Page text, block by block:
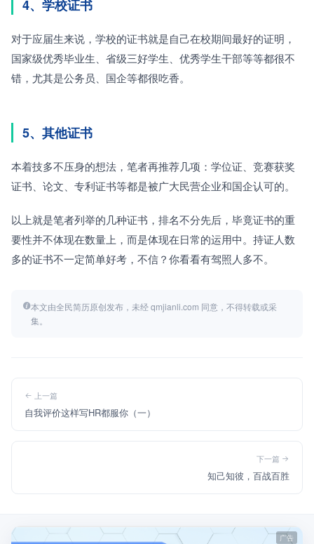
4、学校证书
对于应届生来说，学校的证书就是自己在校期间最好的证明，
国家级优秀毕业生、省级三好学生、优秀学生干部等等都很不
错，尤其是公务员、国企等都很吃香。
5、其他证书
本着技多不压身的想法，笔者再推荐几项：学位证、竞赛获奖
证书、论文、专利证书等都是被广大民营企业和国企认可的。
以上就是笔者列举的几种证书，排名不分先后，毕竟证书的重
要性并不体现在数量上，而是体现在日常的运用中。持证人数
多的证书不一定简单好考，不信？你看看有驾照人多不。
本文由全民简历原创发布，未经 qmjianli.com 同意，不得转载或采
集。
上一篇
自我评价这样写HR都服你（一）
下一篇
知己知彼，百战百胜